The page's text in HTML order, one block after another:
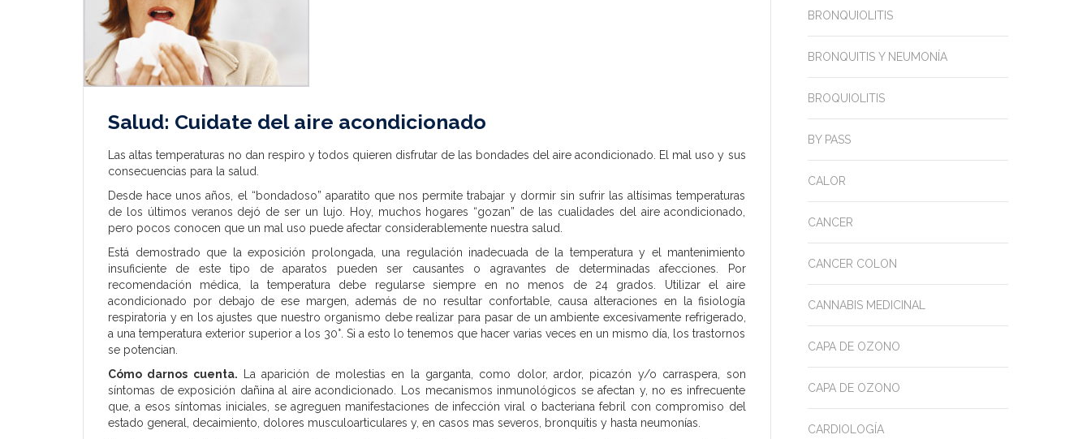
Salud: Cuidate del aire acondicionado
Las altas temperaturas no dan respiro y todos quieren disfrutar de las bondades del aire acondicionado. El mal uso y sus
consecuencias para la salud.
Desde hace unos años, el “bondadoso” aparatito que nos permite trabajar y dormir sin sufrir las altísimas temperaturas
de los últimos veranos dejó de ser un lujo. Hoy, muchos hogares “gozan” de las cualidades del aire acondicionado,
pero pocos conocen que un mal uso puede afectar considerablemente nuestra salud.
Está demostrado que la exposición prolongada, una regulación inadecuada de la temperatura y el mantenimiento
insuficiente de este tipo de aparatos pueden ser causantes o agravantes de determinadas afecciones. Por
recomendación médica, la temperatura debe regularse siempre en no menos de 24 grados. Utilizar el aire
acondicionado por debajo de ese margen, además de no resultar confortable, causa alteraciones en la fisiología
respiratoria y en los ajustes que nuestro organismo debe realizar para pasar de un ambiente excesivamente refrigerado,
a una temperatura exterior superior a los 30°. Si a esto lo tenemos que hacer varias veces en un mismo día, los trastornos
se potencian.
Cómo darnos cuenta. La aparición de molestias en la garganta, como dolor, ardor, picazón y/o carraspera, son
síntomas de exposición dañina al aire acondicionado. Los mecanismos inmunológicos se afectan y, no es infrecuente
que, a esos síntomas iniciales, se agreguen manifestaciones de infección viral o bacteriana febril con compromiso del
estado general, decaimiento, dolores musculoarticulares y, en casos mas severos, bronquitis y hasta neumonías.
BRONQUIOLITIS
BRONQUITIS Y NEUMONÍA
BROQUIOLITIS
BY PASS
CALOR
CANCER
CANCER COLON
CANNABIS MEDICINAL
CAPA DE OZONO
CAPA DE OZONO
CARDIOLOGÍA